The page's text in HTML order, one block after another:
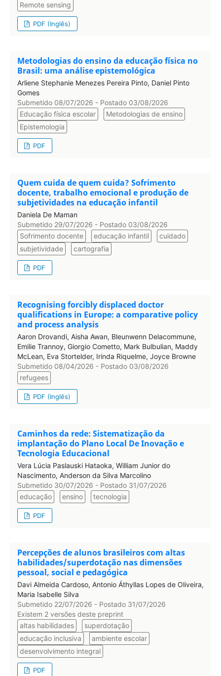
Remote sensing
PDF (Inglês)
Metodologias do ensino da educação física no
Brasil: uma análise epistemológica
Arliene Stephanie Menezes Pereira Pinto, Daniel Pinto
Gomes
Submetido 08/07/2026 - Postado 03/08/2026
Educação física escolar
Metodologias de ensino
Epistemologia
PDF
Quem cuida de quem cuida? Sofrimento
docente, trabalho emocional e produção de
subjetividades na educação infantil
Daniela De Maman
Submetido 29/07/2026 - Postado 03/08/2026
Sofrimento docente
educação infantil
cuidado
subjetividade
cartografia
PDF
Recognising forcibly displaced doctor
qualifications in Europe: a comparative policy
and process analysis
Aaron Drovandi, Aisha Awan, Bleunwenn Delacommune,
Emilie Trannoy, Giorgio Cometto, Mark Bulbulian, Maddy
McLean, Eva Stortelder, Irinda Riquelme, Joyce Browne
Submetido 08/04/2026 - Postado 03/08/2026
refugees
PDF (Inglês)
Caminhos da rede: Sistematização da
implantação do Plano Local De Inovação e
Tecnologia Educacional
Vera Lúcia Paslauski Hataoka, William Junior do
Nascimento, Anderson da Silva Marcolino
Submetido 30/07/2026 - Postado 31/07/2026
educação
ensino tecnologia
PDF
Percepções de alunos brasileiros com altas
habilidades/superdotação nas dimensões
pessoal, social e pedagógica
Davi Almeida Cardoso, Antonio Áthyllas Lopes de Oliveira,
Maria Isabelle Silva
Submetido 22/07/2026 - Postado 31/07/2026
Existem 2 versões deste preprint
altas habilidades
superdotação
educação inclusiva
ambiente escolar
desenvolvimento integral
PDF